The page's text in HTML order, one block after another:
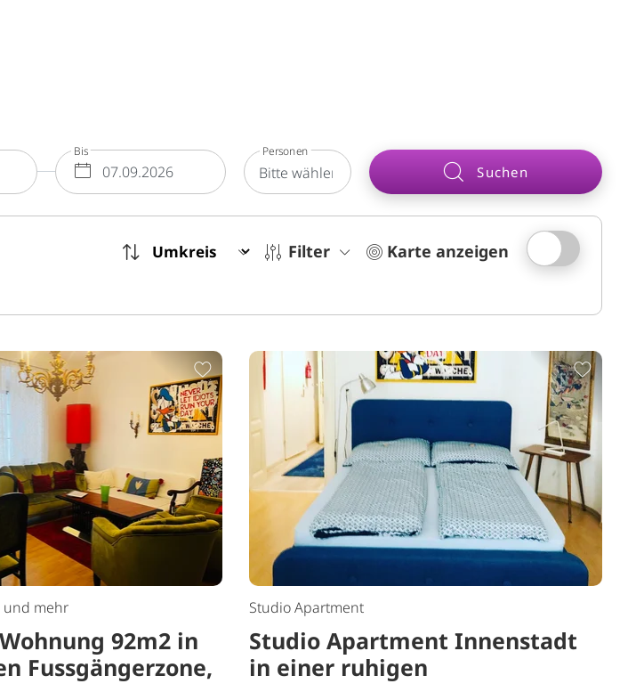
Bis Personen
Suchen
Filter Karte anzeigen
Zur Merkliste hinzufügen
und mehr
92m2 in
Fussgängerzone,
Zur
Studio Apartment
Studio Apartment Innenstadt
in einer ruhigen